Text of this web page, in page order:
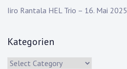
Iiro Rantala HEL Trio – 16. Mai 2025
Kategorien
Kategorien